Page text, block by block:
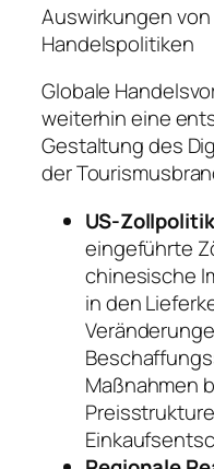
Auswirkungen
Handelspolitiken
Globale
weiterhin eine
Gestaltung des
der
US-
eingeführte
chinesische
in den
Maßnahmen